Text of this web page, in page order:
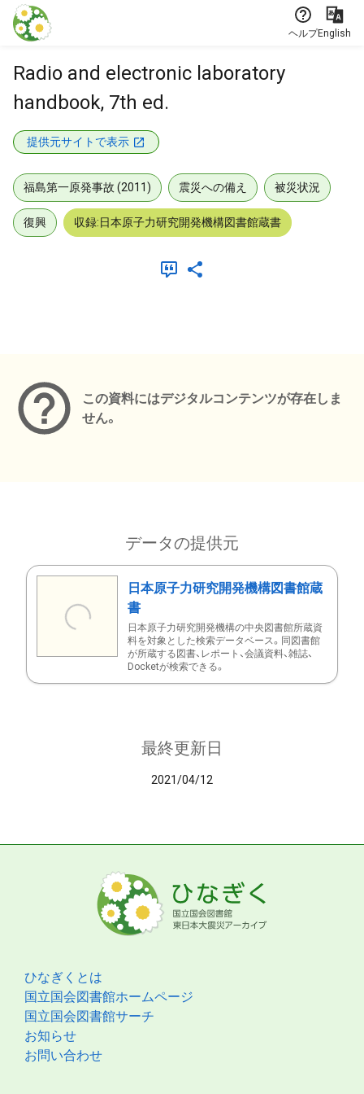
本文に飛ぶ
ヘルプEnglish
Radio and electronic laboratory
handbook, 7th ed.
提供元サイトで表示
福島第一原発事故 (2011) 震災への備え 被災状況
復興 収録:日本原子力研究開発機構図書館蔵書
この資料にはデジタルコンテンツが存在しま
せん。
データの提供元
日本原子力研究開発機構図書館蔵
書
日本原子力研究開発機構の中央図書館所蔵資
料を対象とした検索データベース。同図書館
が所蔵する図書、レポート、会議資料、雑誌、
Docketが検索できる。
最終更新日
2021/04/12
ひなぎくとは
国立国会図書館ホームページ
国立国会図書館サーチ
お知らせ
お問い合わせ